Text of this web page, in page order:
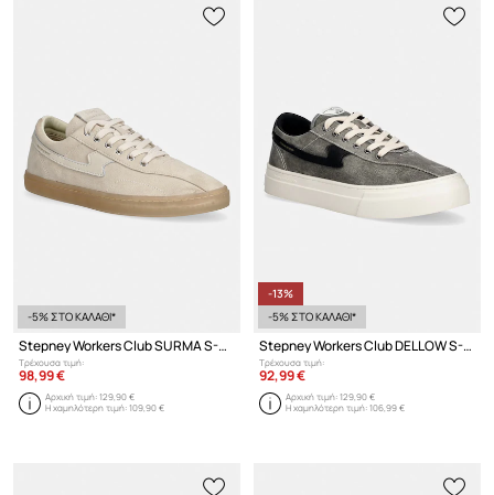
-5% ΣΤΟ ΚΑΛΑΘΙ*
Stepney Workers Club SURMA S-STRIKE SUEDE sneakers ανδρικά σουέτ
Τρέχουσα τιμή:
98,99 €
Αρχική τιμή:129,90 €
Η χαμηλότερη τιμή:109,90 €
-13%
-5% ΣΤΟ ΚΑΛΑΘΙ*
Stepney Workers Club DELLOW S-STRIKE SUN FADE CANVAS sneakers Ανδρικά
Τρέχουσα τιμή:
92,99 €
Αρχική τιμή:129,90 €
Η χαμηλότερη τιμή:106,99 €